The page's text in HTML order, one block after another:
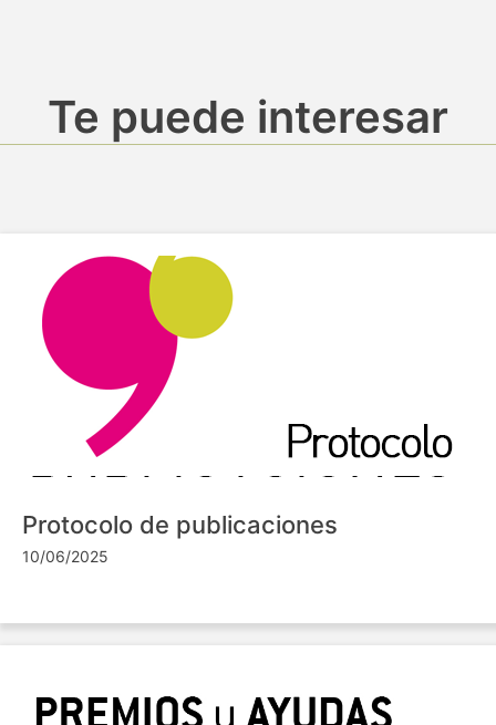
Te puede interesar
Protocolo de publicaciones
10/06/2025